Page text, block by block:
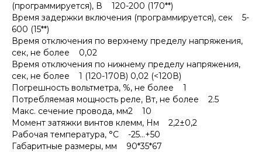
(программируется), В 120-200 (170**)
Время задержки включения (программируется), сек 5-
600 (15**)
Время отключения по верхнему пределу напряжения,
сек, не более 0,02
Время отключения по нижнему пределу напряжения,
сек, не более 1 (120-170В) 0,02 (<120В)
Погрешность вольтметра, %, не более 1
Потребляемая мощность реле, Вт, не более 2.5
Макс. сечение провода, мм2 10
Момент затяжки винтов клемм, Нм 2,2±0,2
Рабочая температура, °С -25…+50
Габаритные размеры, мм 90*35*67